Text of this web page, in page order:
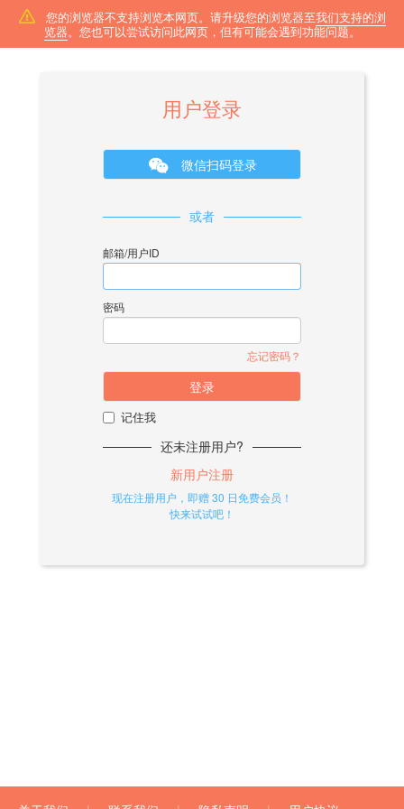
您的浏览器不支持浏览本网页。请升级您的浏览器至我们支持的浏
览器。您也可以尝试访问此网页，但有可能会遇到功能问题。
用户登录
微信扫码登录
或者
邮箱/用户ID
密码
忘记密码？
登录
记住我
还未注册用户?
新用户注册
现在注册用户，即赠 30 日免费会员！
快来试试吧！